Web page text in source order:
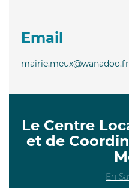
Email
mairie.meux@wanadoo.fr
Le Centre
et de
En